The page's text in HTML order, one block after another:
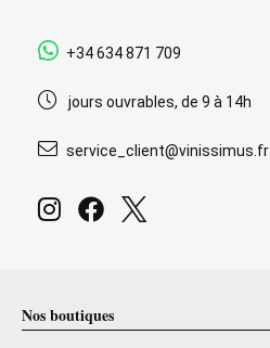
+34 634 871 709
jours ouvrables, de 9 à 14h
service_client@vinissimus.fr
Nos boutiques